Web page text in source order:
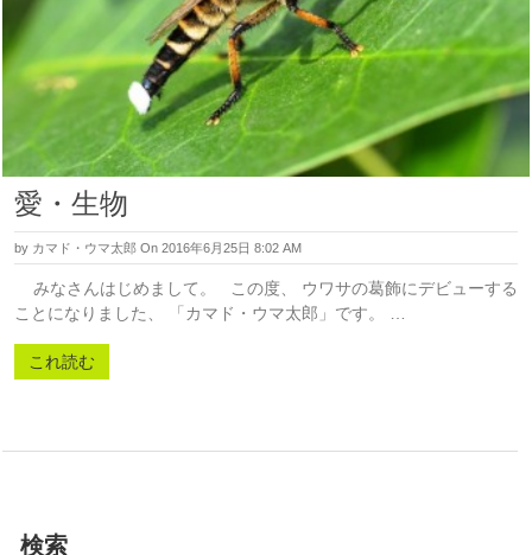
愛・生物
by カマド・ウマ太郎 On 2016年6月25日 8:02 AM
みなさんはじめまして。 この度、 ウワサの葛飾にデビューする
ことになりました、 「カマド・ウマ太郎」です。 …
これ読む
検索